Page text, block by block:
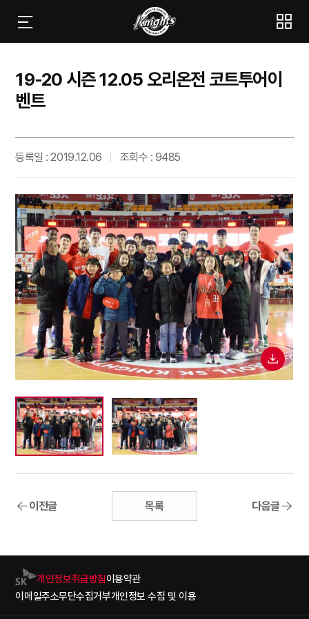
19-20 시즌 12.05 오리온전 코트투어이
벤트
등록일 : 2019.12.06 조회수 : 9485
이전글 목록 다음글
개인정보취급방침이용약관
이메일주소무단수집거부개인정보 수집 및 이용